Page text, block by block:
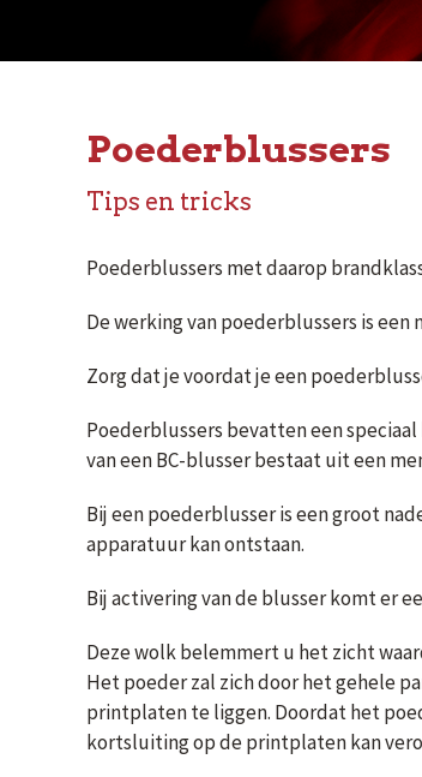
Poederblussers
Tips en tricks
Poederblussers met daarop
De werking van poederblussers is
Zorg dat je voordat je een
Poederblussers bevatten een
van een BC-blusser bestaat uit een
Bij een poederblusser is een groot
apparatuur kan ontstaan.
Bij activering van de blusser komt er
Deze wolk belemmert u het zicht
Het poeder zal zich door het gehele
printplaten te liggen. Doordat het
kortsluiting op de printplaten kan